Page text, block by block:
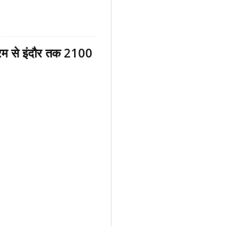
से इंदौर तक 2100